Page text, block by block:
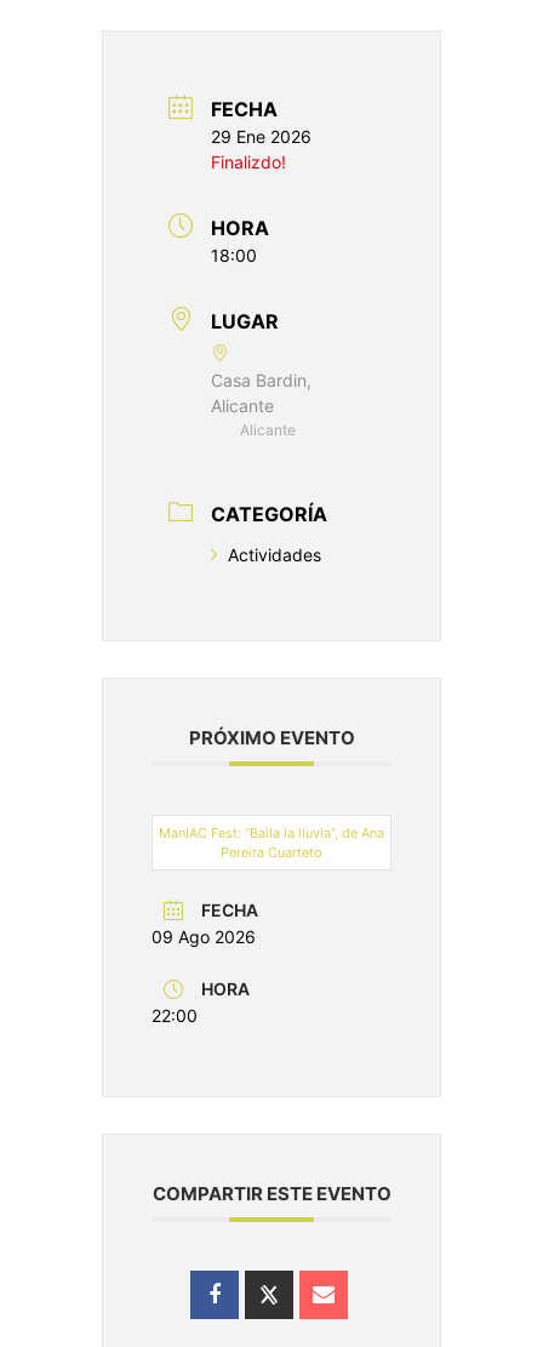
FECHA
29 Ene 2026
Finalizdo!
HORA
18:00
LUGAR
Casa Bardin,
Alicante
Alicante
CATEGORÍA
Actividades
PRÓXIMO EVENTO
ManIAC Fest: “Baila la lluvia”, de Ana
Pereira Cuarteto
FECHA
09 Ago 2026
HORA
22:00
COMPARTIR ESTE EVENTO